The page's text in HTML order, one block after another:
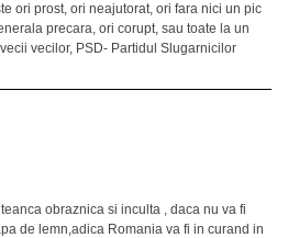
ori prost, ori neajutorat, ori fara nici un pic
precara, ori corupt, sau toate la un
vecilor, PSD- Partidul Slugarnicilor
obraznica si inculta , daca nu va fi
de lemn,adica Romania va fi in curand in